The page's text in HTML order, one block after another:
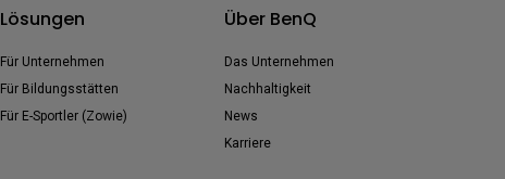
Lösungen
Für Unternehmen
Für Bildungsstätten
Für E-Sportler (Zowie)
Über BenQ
Das Unternehmen
Nachhaltigkeit
News
Karriere